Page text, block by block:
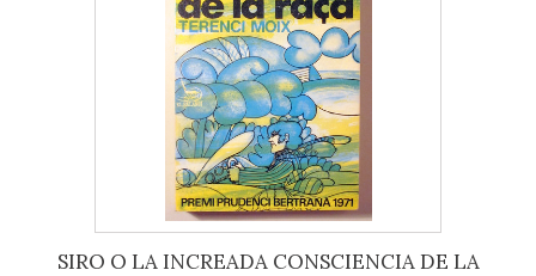
SIRO O LA INCREADA CONSCIENCIA DE LA